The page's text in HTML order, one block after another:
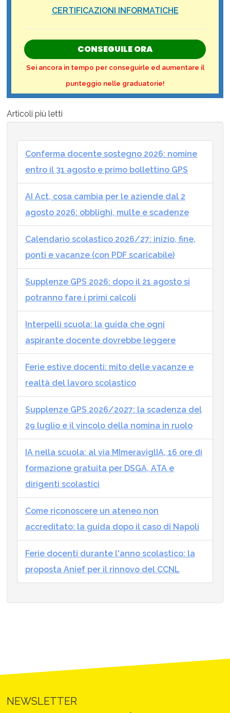
CERTIFICAZIONI INFORMATICHE
CONSEGUILE ORA
Sei ancora in tempo per conseguirle ed aumentare il
punteggio nelle graduatorie!
Articoli più letti
Conferma docente sostegno 2026: nomine
entro il 31 agosto e primo bollettino GPS
AI Act, cosa cambia per le aziende dal 2
agosto 2026: obblighi, multe e scadenze
Calendario scolastico 2026/27: inizio, fine,
ponti e vacanze (con PDF scaricabile)
Supplenze GPS 2026: dopo il 21 agosto si
potranno fare i primi calcoli
Interpelli scuola: la guida che ogni
aspirante docente dovrebbe leggere
Ferie estive docenti: mito delle vacanze e
realtà del lavoro scolastico
Supplenze GPS 2026/2027: la scadenza del
29 luglio e il vincolo della nomina in ruolo
IA nella scuola: al via MImeraviglIA, 16 ore di
formazione gratuita per DSGA, ATA e
dirigenti scolastici
Come riconoscere un ateneo non
accreditato: la guida dopo il caso di Napoli
Ferie docenti durante l'anno scolastico: la
proposta Anief per il rinnovo del CCNL
NEWSLETTER